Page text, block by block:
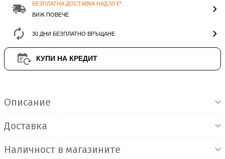
БЕЗПЛАТНА ДОСТАВКА НАД 50 €*
ВИЖ ПОВЕЧЕ
30 ДНИ БЕЗПЛАТНО ВРЪЩАНЕ
КУПИ НА КРЕДИТ
Описание
Доставка
Наличност в магазините